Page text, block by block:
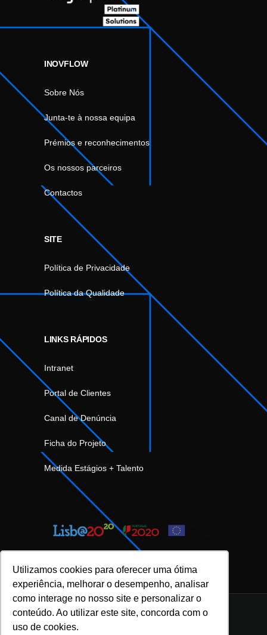
Utilizamos cookies para oferecer uma ótima
experiência, melhorar o desempenho, analisar
como interage no nosso site e personalizar o
conteúdo. Ao utilizar este site, concorda com o
uso de cookies.
INOVFLOW
Sobre Nós
Junta-te à nossa equipa
Prémios e reconhecimentos
Os nossos parceiros
Contactos
SITE
Política de Privacidade
Política da Qualidade
LINKS RÁPIDOS
Intranet
Portal de Clientes
Canal de Denúncia
Ficha do Projeto
Medida Estágios + Talento